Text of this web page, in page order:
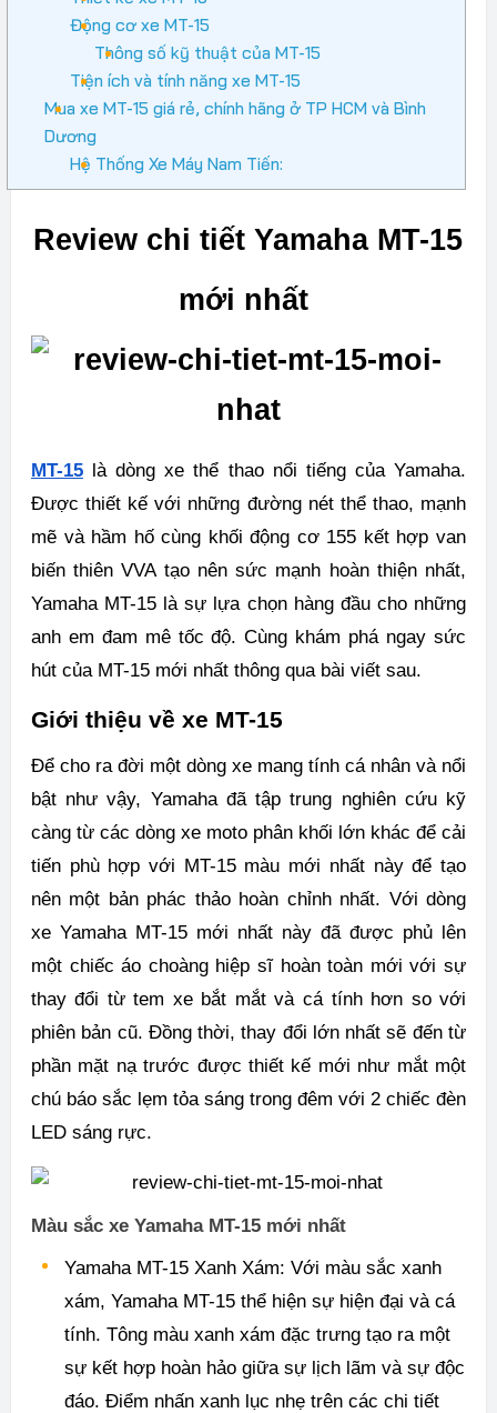
Động cơ xe MT-15
Thông số kỹ thuật của MT-15
Tiện ích và tính năng xe MT-15
Mua xe MT-15 giá rẻ, chính hãng ở TP HCM và Bình
Dương
Hệ Thống Xe Máy Nam Tiến:
Review chi tiết Yamaha MT-15
mới nhất
MT-15là dòng xe thể thao nổi tiếng của Yamaha.
Được thiết kế với những đường nét thể thao, mạnh
mẽ và hầm hố cùng khối động cơ 155 kết hợp van
biến thiên VVA tạo nên sức mạnh hoàn thiện nhất,
Yamaha MT-15 là sự lựa chọn hàng đầu cho những
anh em đam mê tốc độ. Cùng khám phá ngay sức
hút của MT-15 mới nhất thông qua bài viết sau.
Giới thiệu về xe MT-15
Để cho ra đời một dòng xe mang tính cá nhân và nổi
bật như vậy, Yamaha đã tập trung nghiên cứu kỹ
càng từ các dòng xe moto phân khối lớn khác để cải
tiến phù hợp với MT-15 màu mới nhất này để tạo
nên một bản phác thảo hoàn chỉnh nhất. Với dòng
xe Yamaha MT-15 mới nhất này đã được phủ lên
một chiếc áo choàng hiệp sĩ hoàn toàn mới với sự
thay đổi từ tem xe bắt mắt và cá tính hơn so với
phiên bản cũ. Đồng thời, thay đổi lớn nhất sẽ đến từ
phần mặt nạ trước được thiết kế mới như mắt một
chú báo sắc lẹm tỏa sáng trong đêm với 2 chiếc đèn
LED sáng rực.
Màu sắc xe Yamaha MT-15 mới nhất
Yamaha MT-15 Xanh Xám: Với màu sắc xanh
xám, Yamaha MT-15 thể hiện sự hiện đại và cá
tính. Tông màu xanh xám đặc trưng tạo ra một
sự kết hợp hoàn hảo giữa sự lịch lãm và sự độc
đáo. Điểm nhấn xanh lục nhẹ trên các chi tiết